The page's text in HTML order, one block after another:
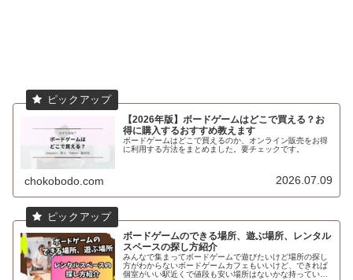
【2026年版】ボードゲームはどこで買える？お
得に購入するおすすめ教えます
ボードゲームはどこで買えるのか、オンライン販売をお得
に利用する方法をまとめました。要チェックです。
chokobodo.com 2026.07.09
ボードゲームのできる場所、遊ぶ場所、レンタル
スペースの探し方紹介
みんなで集まってボードゲームで遊びたいけど場所の探し
方がわからないボードゲームカフェもいいけど、できれば
個室がいい駅近くで値段も安い場所はないかな持っている